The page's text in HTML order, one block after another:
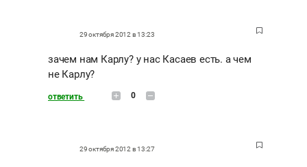
29 октября 2012 в 13:23
зачем нам Карлу? у нас Касаев есть. а чем
не Карлу?
ответить 0
29 октября 2012 в 13:27